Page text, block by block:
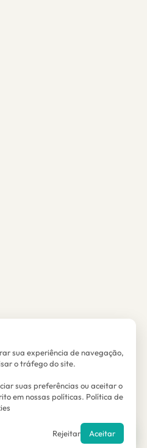
Precisa de ajuda?
sua experiência de navegação,
o tráfego do site.
suas preferências ou aceitar o
em nossas políticas. Política de
Rejeitar Aceitar